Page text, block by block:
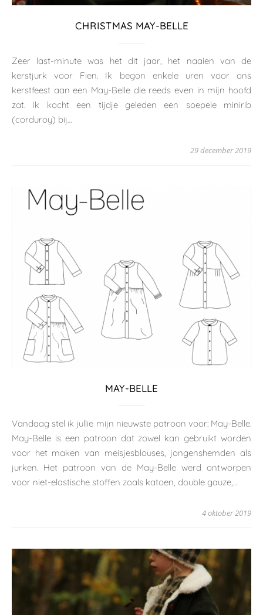
CHRISTMAS MAY-BELLE
Zeer last-minute was het dit jaar, het naaien van de
kerstjurk voor Fien. Ik begon enkele uren voor ons
kerstfeest aan een May-Belle die reeds even in mijn hoofd
zat. Ik kocht een tijdje geleden een soepele minirib
(corduroy) bij…
29 december 2019
MAY-BELLE
Vandaag stel ik jullie mijn nieuwste patroon voor: May-Belle.
May-Belle is een patroon dat zowel kan gebruikt worden
voor het maken van meisjesblouses, jongenshemden als
jurken. Het patroon van de May-Belle werd ontworpen
voor niet-elastische stoffen zoals katoen, double gauze,…
4 oktober 2019